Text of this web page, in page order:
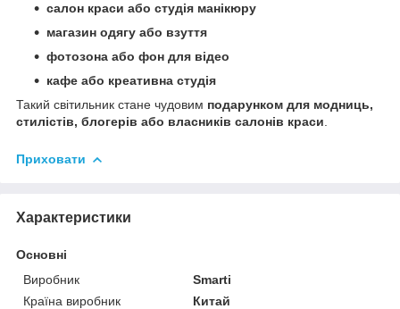
салон краси або студія манікюру
магазин одягу або взуття
фотозона або фон для відео
кафе або креативна студія
Такий світильник стане чудовим подарунком для модниць,
стилістів, блогерів або власників салонів краси
Приховати
Характеристики
Основні
Виробник
Smarti
Країна виробник
Китай